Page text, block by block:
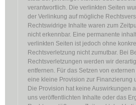
verantwortlich. Die verlinkten Seiten
der Verlinkung auf mögliche
Rechtswidrige Inhalte waren zum
nicht erkennbar. Eine permanente
verlinkten Seiten ist jedoch ohne
Rechtsverletzung nicht zumutbar. Bei
Rechtsverletzungen werden wir
entfernen. Für das Setzen von
eine kleine Provision zur Finanzierung
Die Provision hat keine Auswirkungen
uns veröffentlichten Inhalte oder das